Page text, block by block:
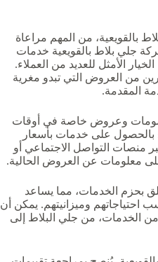
من المهم مراعاة
جلي بلاط بالقويعية‏ خدمات
الأمثل للعديد من العملاء.
من العروض التي تبدو مغرية
المقدمة.
وعروض خاصة في أوقات
بالحصول على خدمات بأسعار
منصات التواصل الاجتماعي أو
معلومات عن العروض الحالية.
بحزم الخدمات، مما يساعد
احتياجاتهم وميزانيتهم. يمكن أن
الخدمات، من جلي البلاط إلى